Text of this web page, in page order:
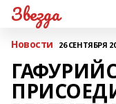
Звезда
Новости 26 СЕНТЯБРЯ